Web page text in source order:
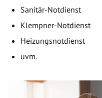
Sanitär-Notdienst
Klempner-Notdienst
Heizungsnotdienst
uvm.